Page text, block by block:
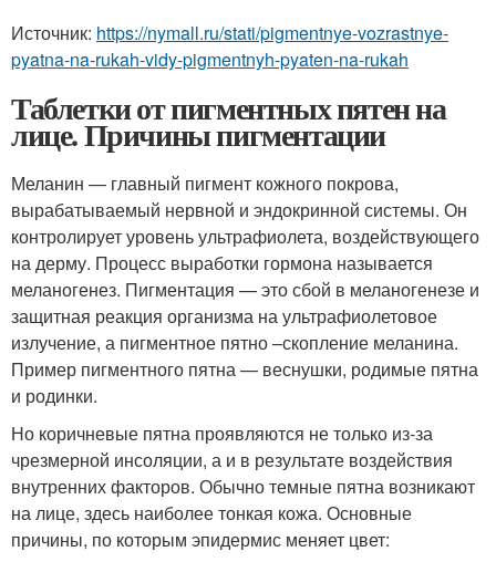
Источник: https://nymall.ru/stati/pigmentnye-vozrastnye-
pyatna-na-rukah-vidy-pigmentnyh-pyaten-na-rukah
Таблетки от пигментных пятен на
лице. Причины пигментации
Меланин — главный пигмент кожного покрова,
вырабатываемый нервной и эндокринной системы. Он
контролирует уровень ультрафиолета, воздействующего
на дерму. Процесс выработки гормона называется
меланогенез. Пигментация — это сбой в меланогенезе и
защитная реакция организма на ультрафиолетовое
излучение, а пигментное пятно –скопление меланина.
Пример пигментного пятна — веснушки, родимые пятна
и родинки.
Но коричневые пятна проявляются не только из-за
чрезмерной инсоляции, а и в результате воздействия
внутренних факторов. Обычно темные пятна возникают
на лице, здесь наиболее тонкая кожа. Основные
причины, по которым эпидермис меняет цвет: